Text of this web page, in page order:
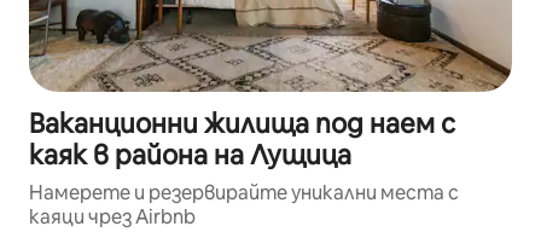
Ваканционни жилища под наем с
каяк в района на Лущица
Намерете и резервирайте уникални места с
каяци чрез Airbnb